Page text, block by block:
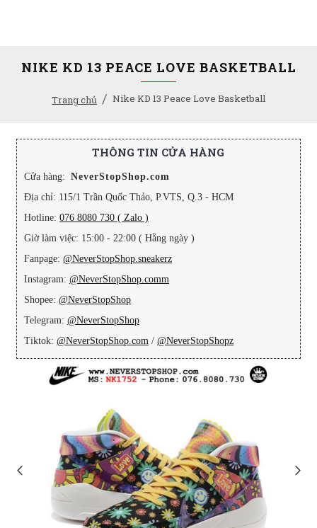
Trang chủ Nike KD 13 Peace Love Basketball
NIKE KD 13 PEACE LOVE BASKETBALL
THÔNG TIN CỬA HÀNG
Cửa hàng: NeverStopShop.com
Địa chỉ: 115/1 Trần Quốc Thảo, P.VTS, Q.3 - HCM
Hotline: 076 8080 730 ( Zalo )
Giờ làm việc: 15:00 - 22:00 ( Hằng ngày )
Fanpage: @NeverStopShop.sneakerz
Instagram: @NeverStopShop.comm
Shopee: @NeverStopShop
Telegram: @NeverStopShop
Tiktok: @NeverStopShop.com / @NeverStopShopz